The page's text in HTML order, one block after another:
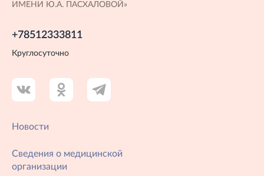
ИМЕНИ Ю.А. ПАСХАЛОВОЙ»
+78512333811
Круглосуточно
Новости
Сведения о медицинской
организации